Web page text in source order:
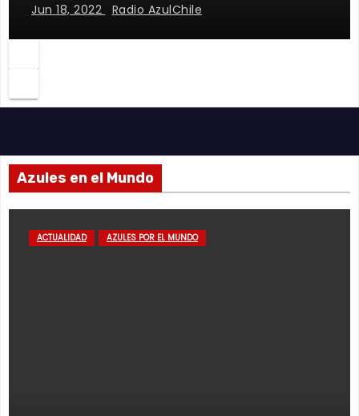
Jun 18, 2022 Radio AzulChile
Azules en el Mundo
ACTUALIDAD AZULES POR EL MUNDO